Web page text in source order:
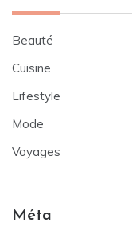
Beauté
Cuisine
Lifestyle
Mode
Voyages
Méta